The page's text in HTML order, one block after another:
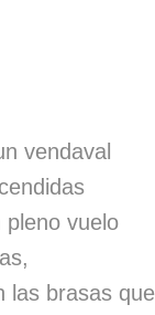
vendaval
pleno vuelo
las brasas